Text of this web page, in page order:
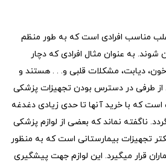
مناسب افرادی است که به طور منظم
شوند. به عنوان مثال افرادی که دچار
دیابت، مشکلات قلبی و. . . هستند و
از طرفی در دسترس بودن تجهیزات پزشکی
است که با خرید آنها تا حدی زیادی دغدغه
ناگفته نماند که بعضی از لوازم پزشکی
تجهیزات بیمارستانی است که به منظور
قرار میگیرد. این لوازم جهت پیشگیری